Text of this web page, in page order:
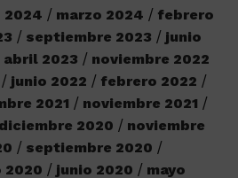
2024 marzo 2024
febrero
septiembre 2023
junio
abril 2023
noviembre 2022
junio 2022
febrero 2022
2021
noviembre 2021
diciembre 2020
noviembre
septiembre 2020
2020 junio 2020
mayo